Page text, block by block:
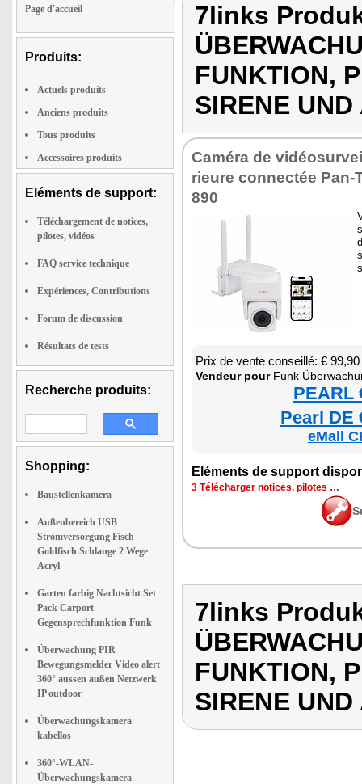
Page d'accueil
Produits:
Actuels produits
Anciens produits
Tous produits
Accessoires produits
Eléments de support:
Téléchargement de notices,
pilotes, vidéos
FAQ service technique
Expériences, Contributions
Forum de discussion
Résultats de tests
Recherche produits:
Shopping:
Baustellenkamera
Außenbereich USB
Stromversorgung Fisch
Goldfisch Schlange 2 Wege
Acryl
Garten farbig Nachtsicht Set
Pack Carport
Gegensprechfunktion Funk
Überwachung PIR
Bewegungsmelder Video alert
360° aussen außen Netzwerk
IP outdoor
Überwachungskamera
kabellos
360°-WLAN-
Überwachungskamera
7links
FUNKTION,
SIRENE UND
Caméra de
rieure connec­tée Pan-
890
Prix de vente conseillé: € 99,90
Ven­deur pourFunk
PEARL
Pearl DE
eMall
Elé­ments de sup­port
3 Télé­char­ger notices, pilotes …
7links
FUNKTION,
SIRENE UND